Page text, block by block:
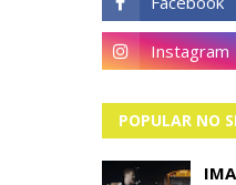
POPULAR NO